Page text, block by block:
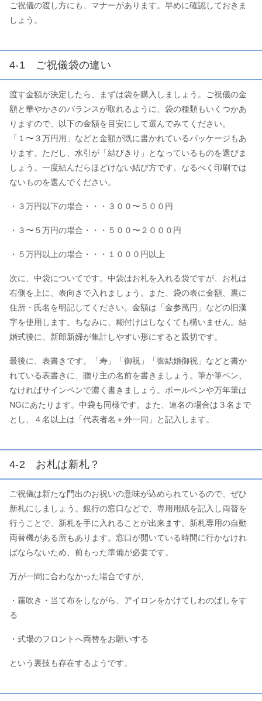
ご祝儀の渡し方にも、マナーがあります。早めに確認しておきま
しょう。
4-1 ご祝儀袋の違い
渡す金額が決定したら、まずは袋を購入しましょう。ご祝儀の金
額と華やかさのバランスが取れるように、袋の種類もいくつかあ
りますので、以下の金額を目安にして選んでみてください。
「１〜３万円用」などと金額が既に書かれているパッケージもあ
ります。ただし、水引が「結びきり」となっているものを選びま
しょう。一度結んだらほどけない結び方です。なるべく印刷では
ないものを選んでください。
・３万円以下の場合・・・３００〜５００円
・３〜５万円の場合・・・５００〜２０００円
・５万円以上の場合・・・１０００円以上
次に、中袋についてです。中袋はお札を入れる袋ですが、お札は
右側を上に、表向きで入れましょう。また、袋の表に金額、裏に
住所・氏名を明記してください。金額は「金参萬円」などの旧漢
字を使用します。ちなみに、糊付けはしなくても構いません。結
婚式後に、新郎新婦が集計しやすい形にすると親切です。
最後に、表書きです。「寿」「御祝」「御結婚御祝」などと書か
れている表書きに、贈り主の名前を書きましょう。筆か筆ペン、
なければサインペンで濃く書きましょう。ボールペンや万年筆は
NGにあたります。中袋も同様です。また、連名の場合は３名まで
とし、４名以上は「代表者名＋外一同」と記入します。
4-2 お札は新札？
ご祝儀は新たな門出のお祝いの意味が込められているので、ぜひ
新札にしましょう。銀行の窓口などで、専用用紙を記入し両替を
行うことで、新札を手に入れることが出来ます。新札専用の自動
両替機がある所もあります。窓口が開いている時間に行かなけれ
ばならないため、前もった準備が必要です。
万が一間に合わなかった場合ですが、
・霧吹き・当て布をしながら、アイロンをかけてしわのばしをす
る
・式場のフロントへ両替をお願いする
という裏技も存在するようです。